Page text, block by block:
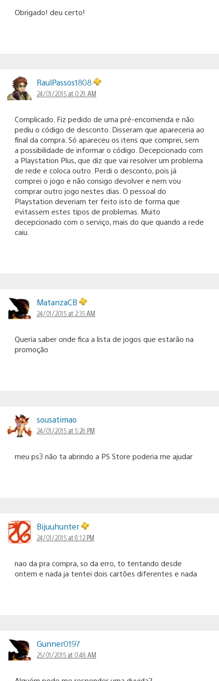
Obrigado! deu certo!
RaulPassos1808
24/01/2015 at 0:29 AM
Complicado. Fiz pedido de uma pré-encomenda e não
pediu o código de desconto. Disseram que apareceria ao
final da compra. Só apareceu os itens que comprei, sem
a possibilidade de informar o código. Decepcionado com
a Playstation Plus, que diz que vai resolver um problema
de rede e coloca outro. Perdi o desconto, pois já
comprei o jogo e não consigo devolver e nem vou
comprar outro jogo nestes dias. O pessoal do
Playstation deveriam ter feito isto de forma que
evitassem estes tipos de problemas. Muito
decepcionado com o serviço, mais do que quando a rede
caiu.
MatanzaCB
24/01/2015 at 2:35 AM
Queria saber onde fica a lista de jogos que estarão na
promoção
sousatimao
24/01/2015 at 5:28 PM
meu ps3 não ta abrindo a PS Store poderia me ajudar
Bijuuhunter
24/01/2015 at 8:12 PM
nao da pra compra, so da erro, to tentando desde
ontem e nada ja tentei dois cartões diferentes e nada
Gunner0197
25/01/2015 at 0:48 AM